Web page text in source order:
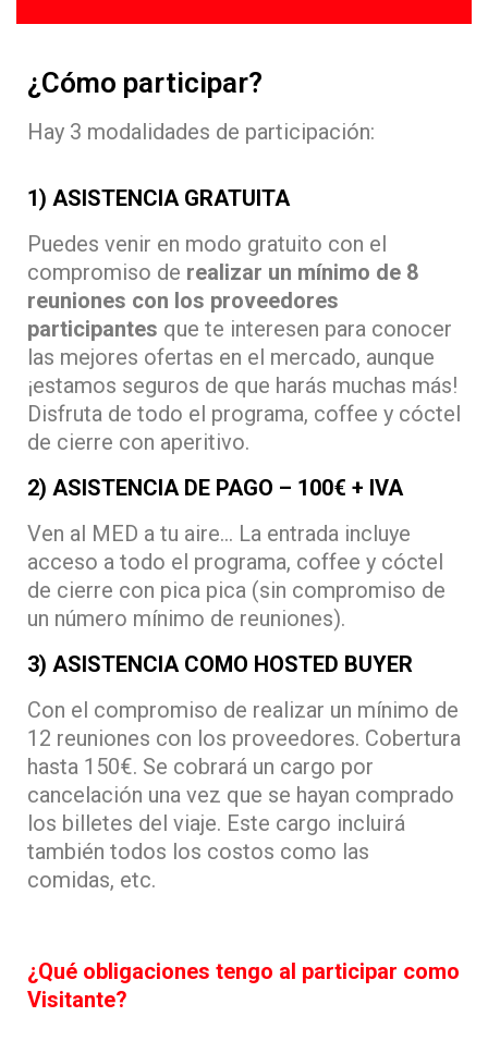
¿Cómo participar?
Hay 3 modalidades de participación:
1) ASISTENCIA GRATUITA
Puedes venir en modo gratuito con el
compromiso de realizar un mínimo de 8
reuniones con los proveedores
participantes que te interesen para conocer
las mejores ofertas en el mercado, aunque
¡estamos seguros de que harás muchas más!
Disfruta de todo el programa, coffee y cóctel
de cierre con aperitivo.
2) ASISTENCIA DE PAGO – 100€ + IVA
Ven al MED a tu aire… La entrada incluye
acceso a todo el programa, coffee y cóctel
de cierre con pica pica (sin compromiso de
un número mínimo de reuniones).
3) ASISTENCIA COMO HOSTED BUYER
Con el compromiso de realizar un mínimo de
12 reuniones con los proveedores. Cobertura
hasta 150€. Se cobrará un cargo por
cancelación una vez que se hayan comprado
los billetes del viaje. Este cargo incluirá
también todos los costos como las
comidas, etc.
¿Qué obligaciones tengo al participar como
Visitante?